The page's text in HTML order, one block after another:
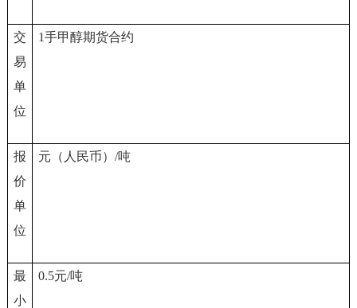
交
易
单
位
1手甲醇期货合约
报
价
单
位
元（人民币）/吨
最
小
0.5元/吨